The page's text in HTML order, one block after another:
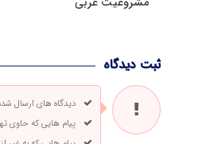
ثبت دیدگاه
دیدگاه های ارسال
پیام هایی که حاوی